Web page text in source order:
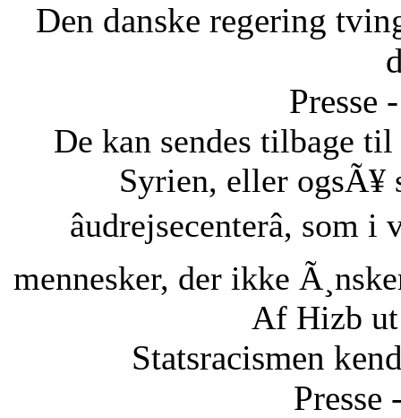
Den danske regering
Presse
De kan sendes tilbage
Syrien, eller ogsÃ¥
âudrejsecenterâ,
mennesker, der ikke
Af Hizb
Statsracismen